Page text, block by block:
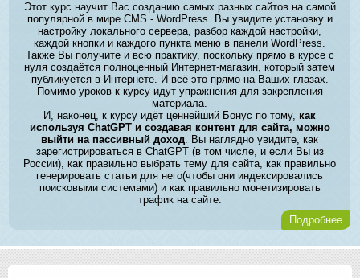
Этот курс научит Вас созданию самых разных сайтов на самой
популярной в мире CMS - WordPress. Вы увидите установку и
настройку локального сервера, разбор каждой настройки,
каждой кнопки и каждого пункта меню в панели WordPress.
Также Вы получите и всю практику, поскольку прямо в курсе с
нуля создаётся полноценный Интернет-магазин, который затем
публикуется в Интернете. И всё это прямо на Ваших глазах.
Помимо уроков к курсу идут упражнения для закрепления
материала.
И, наконец, к курсу идёт ценнейший Бонус по тому,как
используя ChatGPT и создавая контент для сайта, можно
выйти на пассивный доход. Вы наглядно увидите, как
зарегистрироваться в ChatGPT (в том числе, и если Вы из
России), как правильно выбрать тему для сайта, как правильно
генерировать статьи для него(чтобы они индексировались
поисковыми системами) и как правильно монетизировать
трафик на сайте.
Подробнее